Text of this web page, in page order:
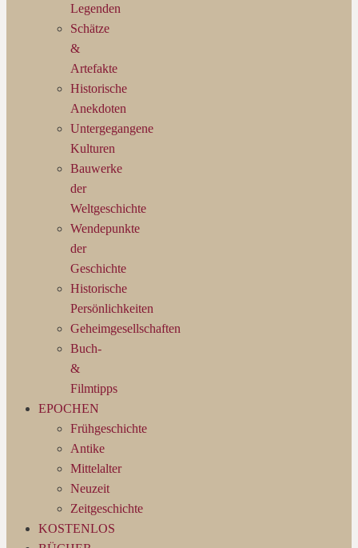
Legenden
Schätze
&
Artefakte
Historische
Anekdoten
Untergegangene
Kulturen
Bauwerke
der
Weltgeschichte
Wendepunkte
der
Geschichte
Historische
Persönlichkeiten
Geheimgesellschaften
Buch-
&
Filmtipps
EPOCHEN
Frühgeschichte
Antike
Mittelalter
Neuzeit
Zeitgeschichte
KOSTENLOS